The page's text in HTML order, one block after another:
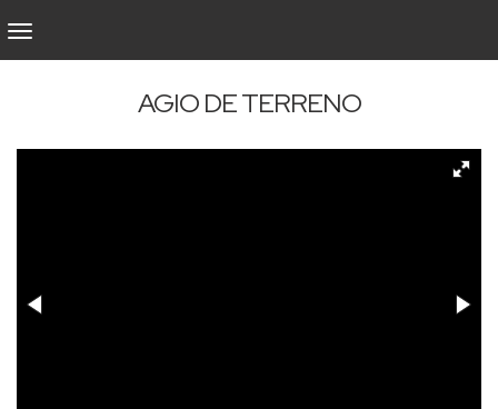
AGIO DE TERRENO